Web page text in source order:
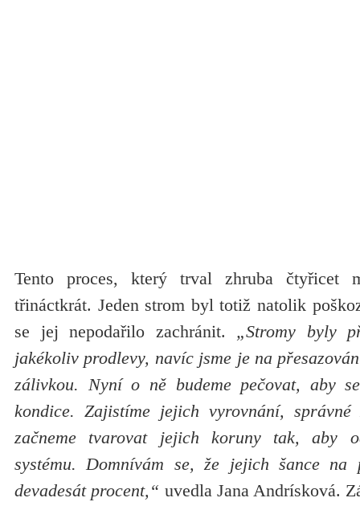
Tento proces, který trval zhruba čtyřicet
třináctkrát. Jeden strom byl totiž natolik
se jej nepodařilo zachránit. „Stromy byly
jakékoliv prodlevy, navíc jsme je na
zálivkou. Nyní o ně budeme pečovat, aby
kondice. Zajistíme jejich vyrovnání,
začneme tvarovat jejich koruny tak, aby
systému. Domnívám se, že jejich šance na
devadesát procent,“ uvedla Jana Andrísková.